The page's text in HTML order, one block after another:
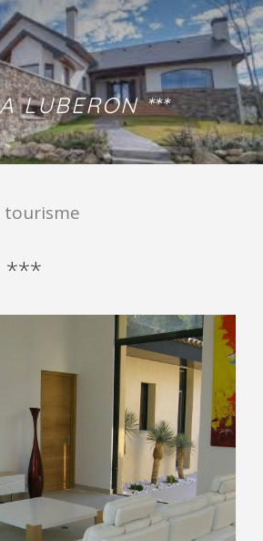
×
SANTA SALVIA
INSOLITE
& DÉTENTE
LUBERON ***
tourisme
***